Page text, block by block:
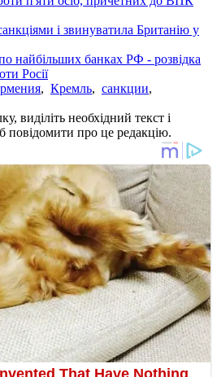
і звинуватила Британію у
найбільших банках РФ - розвідка
Росії
, Кремль, санкции,
виділіть необхідний текст і
повідомити про це редакцію.